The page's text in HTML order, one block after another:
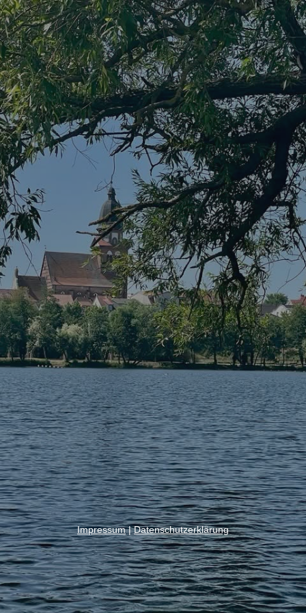
Impressum|Datenschutzerklärung